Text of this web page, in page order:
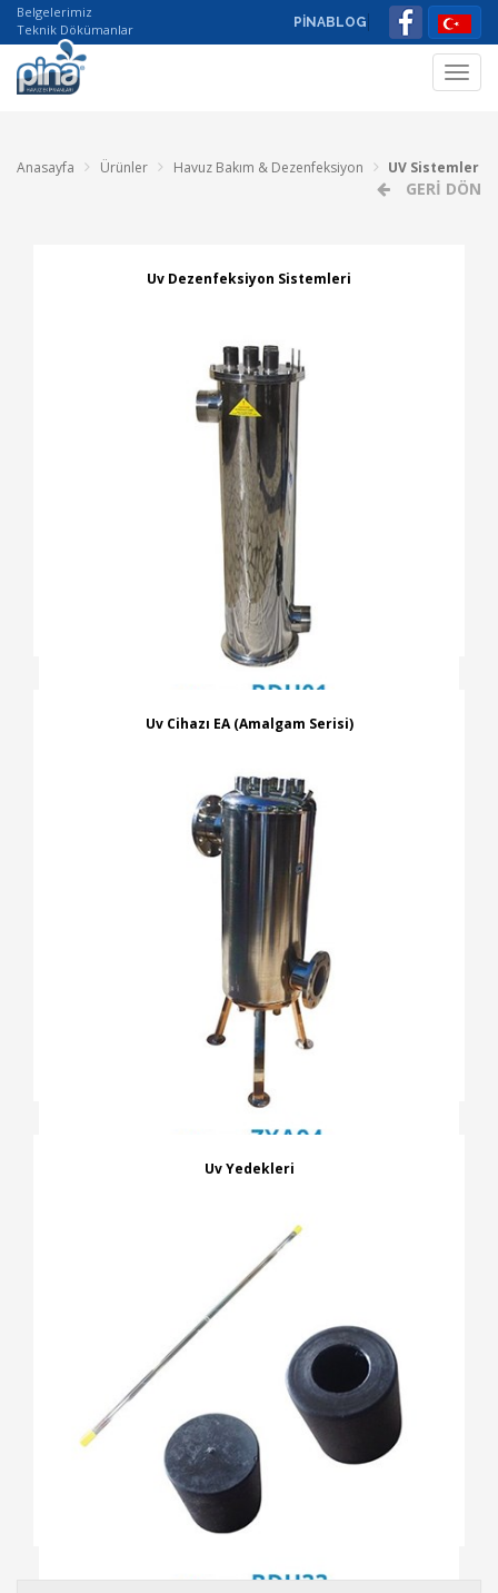
Belgelerimiz
Teknik Dökümanlar
PİNABLOG
Anasayfa Ürünler Havuz Bakım & Dezenfeksiyon UV Sistemler
GERİ DÖN
Uv Dezenfeksiyon Sistemleri
Uv Cihazı EA (Amalgam Serisi)
Uv Yedekleri